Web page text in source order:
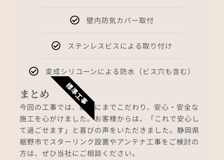
壁内防気カバー取付
ステンレスビスによる取り付け
変成シリコーンによる防水（ビス穴も含む）
標準工事
まとめ
今回の工事では、細部にまでこだわり、安心・安全な
施工を心がけました。お客様からは、「これで安心し
て過ごせます」と喜びの声をいただきました。静岡県
裾野市でスターリンク設置やアンテナ工事をご検討の
方は、ぜひ当社にご相談ください。